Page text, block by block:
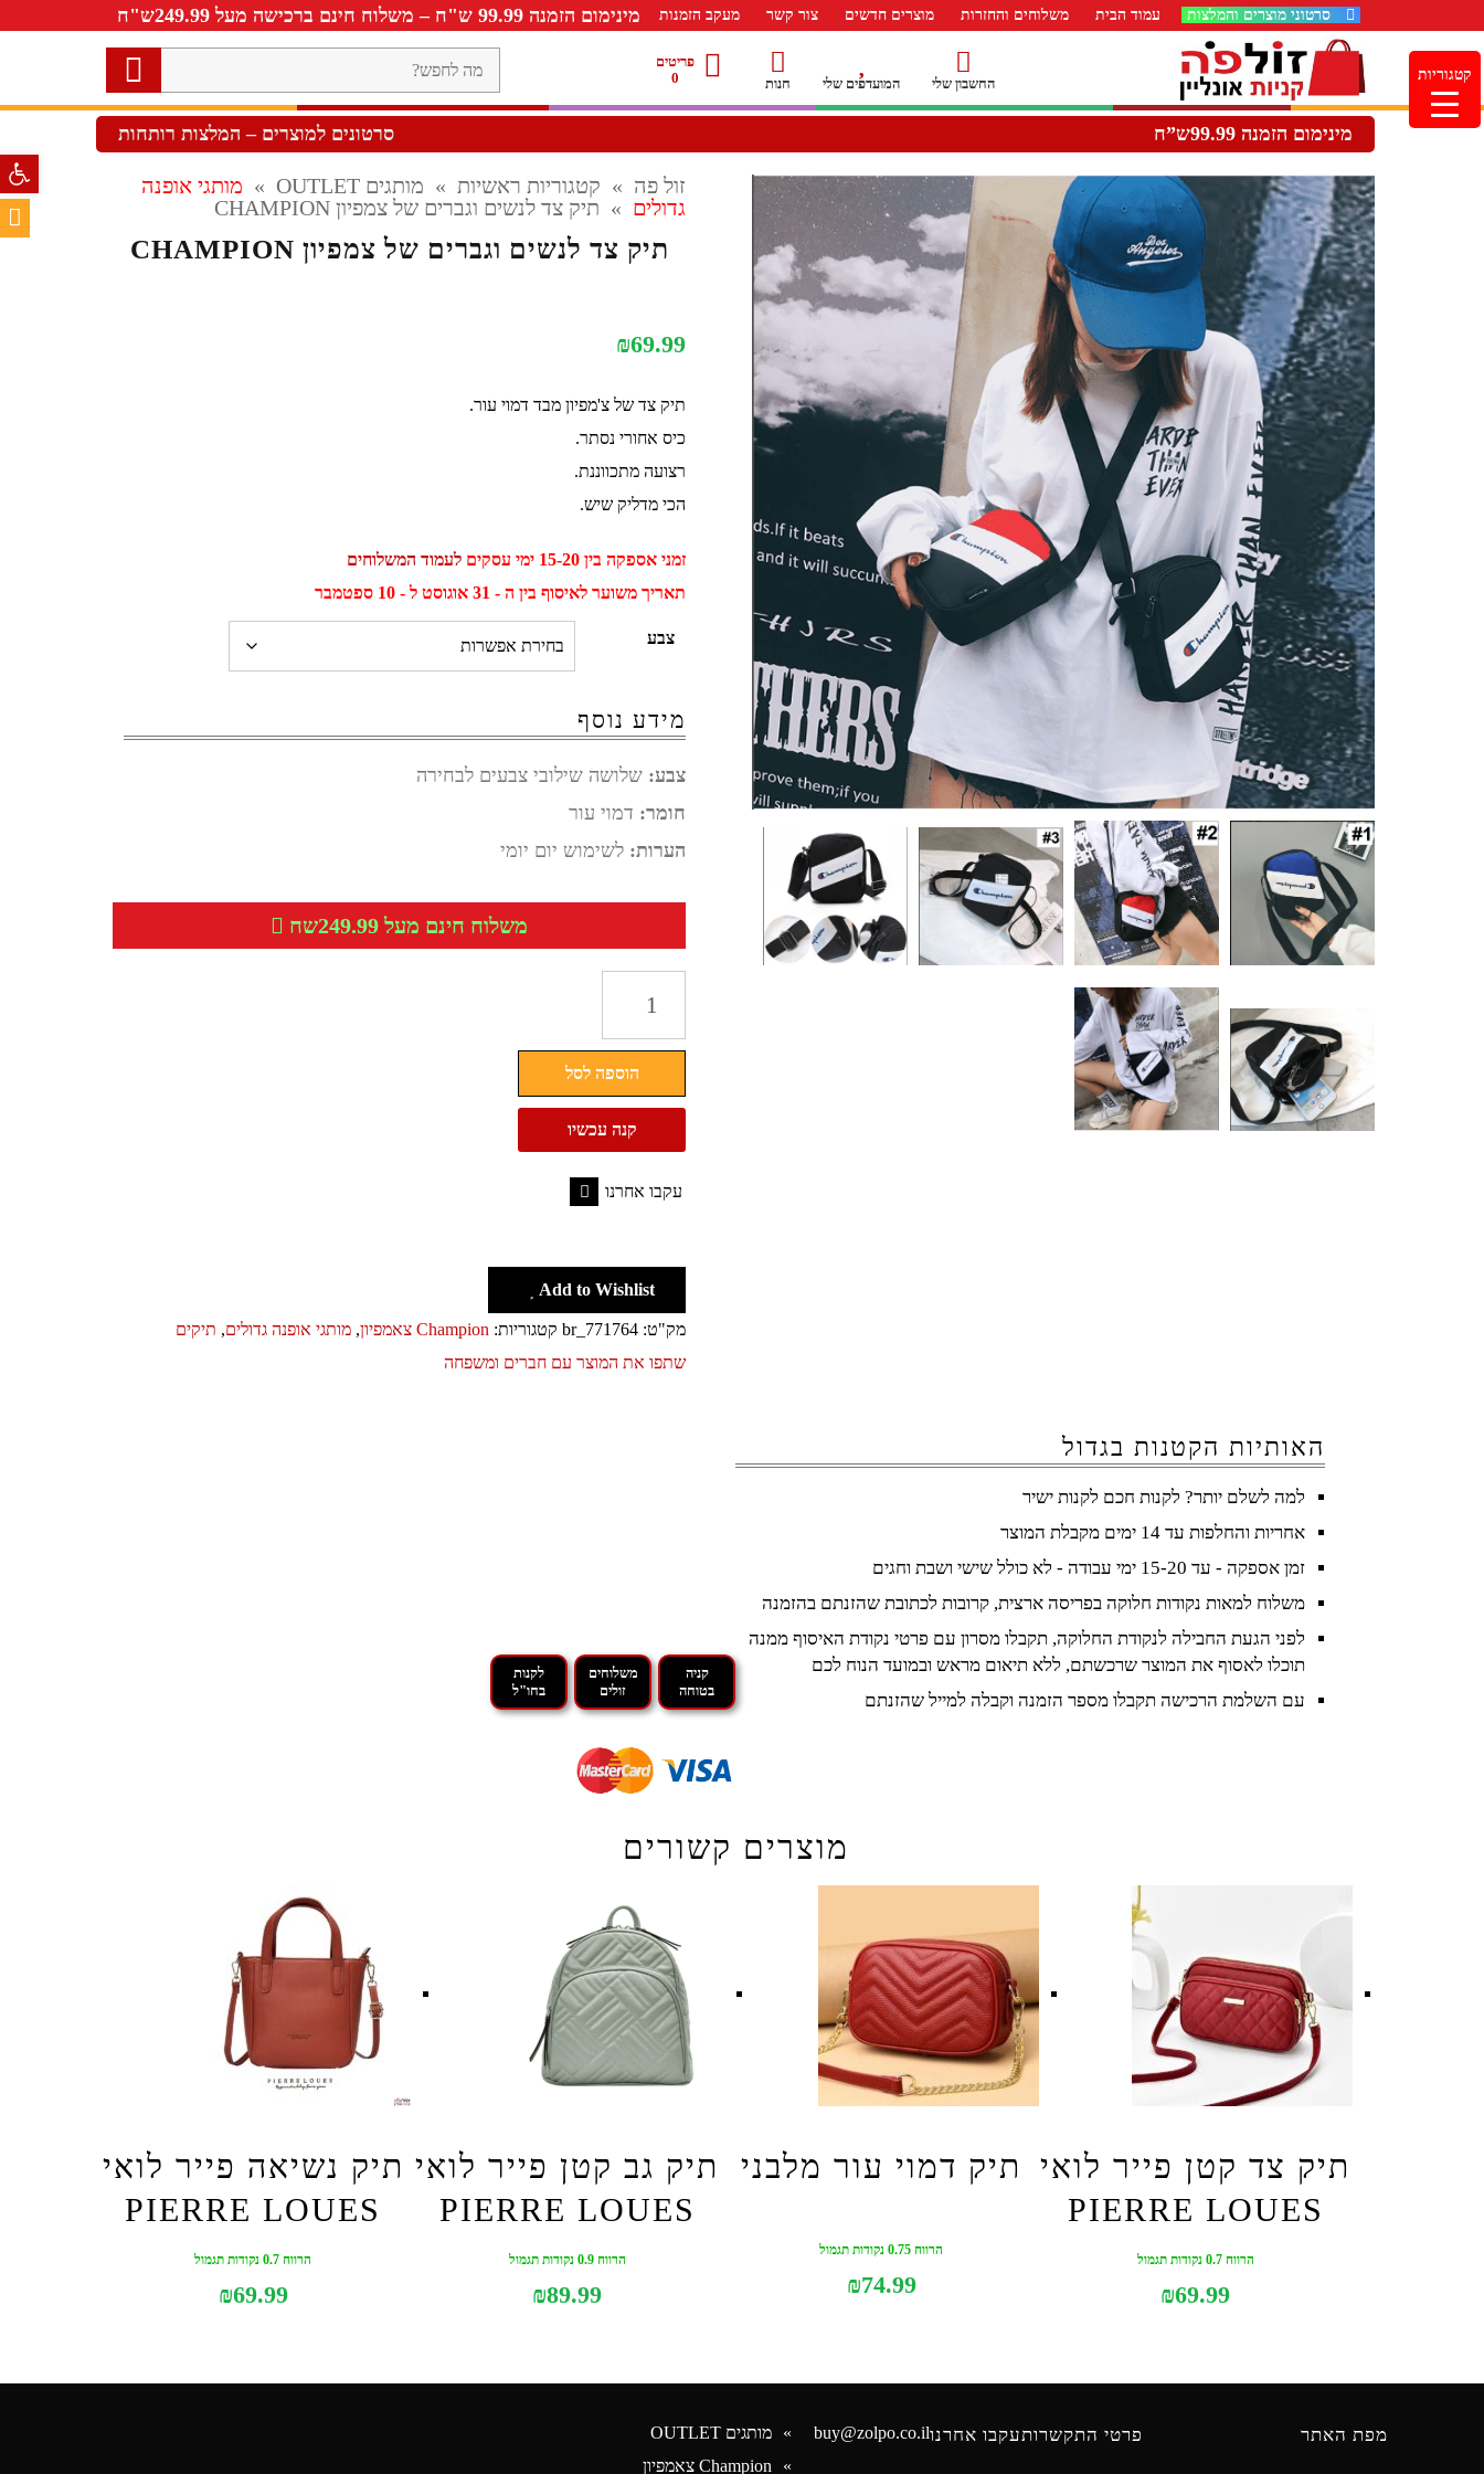
סרטוני מוצרים והמלצות עמוד הבית משלוחים והחזרות מוצרים חדשים צור קשר מעקב הזמנות מינימום הזמנה 99.99 ש"ח – משלוח חינם ברכישה מעל 249.99ש"ח
החשבון שלי המועדפים שלי חנות
פריטים
0
לחפש?
מינימום הזמנה 99.99ש”ח סרטונים למוצרים – המלצות רותחות
זול פה » קטגוריות ראשיות » מותגים OUTLET » מותגי אופנה
גדולים » תיק צד לנשים וגברים של צמפיון CHAMPION
תיק צד לנשים וגברים של צמפיון CHAMPION
₪69.99
תיק צד של צ'מפיון מבד דמוי עור.
כיס אחורי נסתר.
רצועה מתכווננת.
הכי מדליק שיש.
זמני אספקה בין 15-20 ימי עסקים
לעמוד המשלוחים
תאריך משוער לאיסוף בין ה - 31 אוגוסט ל - 10 ספטמבר
צבע
מידע נוסף
צבע: שלושה שילובי צבעים לבחירה
חומר: דמוי עור
הערות: לשימוש יום יומי
משלוח חינם מעל 249.99שח
תיק
וגברים
של
הוספה לסל
קנה עכשיו
עקבו אחרנו
Add to Wishlist
מק"ט: br_771764 קטגוריות: Champion צאמפיון , מותגי אופנה גדולים, תיקים
שתפו את המוצר עם חברים ומשפחה
האותיות הקטנות בגדול
למה לשלם יותר? לקנות חכם לקנות ישיר
אחריות והחלפות עד 14 ימים מקבלת המוצר
זמן אספקה - עד 15-20 ימי עבודה - לא כולל שישי ושבת וחגים
משלוח למאות נקודות חלוקה בפריסה ארצית, קרובות לכתובת שהזנתם בהזמנה
לפני הגעת החבילה לנקודת החלוקה, תקבלו מסרון עם פרטי נקודת האיסוף ממנה
תוכלו לאסוף את המוצר שרכשתם, ללא תיאום מראש ובמועד הנוח לכם
עם השלמת הרכישה תקבלו מספר הזמנה וקבלה למייל שהזנתם
קניה
בטוחה
משלוחים
זולים
לקנות
בחו"ל
מוצרים קשורים
תיק צד קטן פייר לואי
PIERRE LOUES
הרווח 0.7 נקודות תגמול
₪69.99
תיק דמוי עור מלבני
הרווח 0.75 נקודות תגמול
₪74.99
תיק גב קטן פייר לואי
PIERRE LOUES
הרווח 0.9 נקודות תגמול
₪89.99
תיק נשיאה פייר לואי
PIERRE LOUES
הרווח 0.7 נקודות תגמול
₪69.99
מפת האתר פרטי התקשרותעקבו אחרנוbuy@zolpo.co.il
מותגים OUTLET
Champion צאמפיון
קטגוריות
פתח